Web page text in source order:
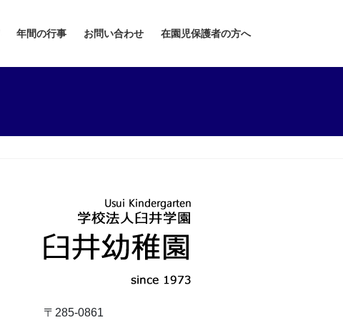
年間の行事 お問い合わせ 在園児保護者の方へ
〒285-0861